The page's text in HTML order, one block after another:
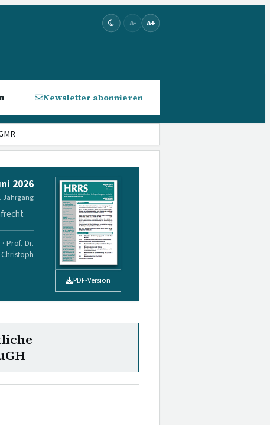
A- A+
Newsletter abonnieren
2026
Jahrgang
Prof. Dr.
PDF-Version